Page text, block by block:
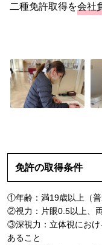
二種免許取得を会社
免許の取得条件
①年齢：満19歳以上（普
②視力：片眼0.5以上、
③深視力：立体視におけ
あること